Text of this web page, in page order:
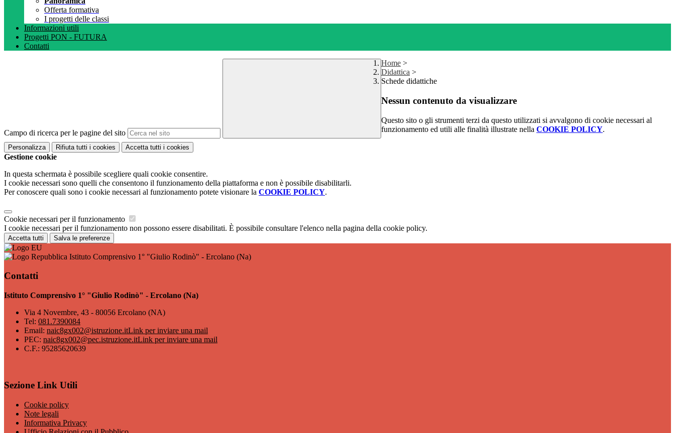
Offerta formativa
I progetti delle classi
Informazioni utili
Progetti PON - FUTURA
Contatti
Campo di ricerca per le pagine del sito
Home >
Didattica >
Schede didattiche
Nessun contenuto da visualizzare
Questo sito o gli strumenti terzi da questo utilizzati si avvalgono di cookie necessari al
funzionamento ed utili alle finalità illustrate nella COOKIE POLICY.
Personalizza Rifiuta tutti i cookies Accetta tutti i cookies
Gestione cookie
In questa schermata è possibile scegliere quali cookie consentire.
I cookie necessari sono quelli che consentono il funzionamento della piattaforma e non è possibile disabilitarli.
Per conoscere quali sono i cookie necessari al funzionamento potete visionare la COOKIE POLICY.
Cookie necessari per il funzionamento
I cookie necessari per il funzionamento non possono essere disabilitati. È possibile consultare l'elenco nella pagina della cookie policy.
Accetta tutti Salva le preferenze
Istituto Comprensivo 1° "Giulio Rodinò" - Ercolano (Na)
Contatti
Istituto Comprensivo 1° "Giulio Rodinò" - Ercolano (Na)
Via 4 Novembre, 43 - 80056 Ercolano (NA)
Tel: 081.7390084
Email: naic8gx002@istruzione.itLink per inviare una mail
PEC: naic8gx002@pec.istruzione.itLink per inviare una mail
C.F.: 95285620639
Sezione Link Utili
Cookie policy
Note legali
Informativa Privacy